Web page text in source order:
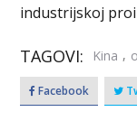
industrijskoj
TAGOVI: Kina ,
Facebook